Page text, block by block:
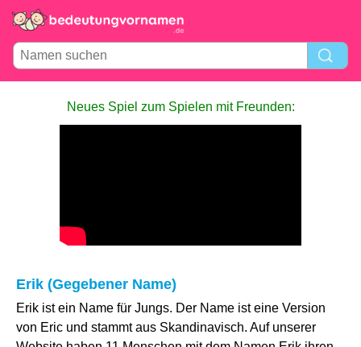
Neues Spiel zum Spielen mit Freunden:
Erik (Gegebener Name)
Erik ist ein Name für Jungs. Der Name ist eine Version
von Eric und stammt aus Skandinavisch. Auf unserer